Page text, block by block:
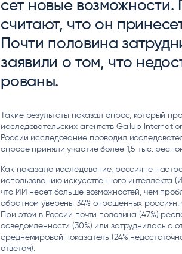
Robovoice
ГОЛОСОВЫЕ И ТЕКСТОВЫЕ БОТЫ
Преферентум
ИНТЕЛЛЕКТУАЛЬНАЯ
ТЕКСТА
сет но­вые воз­мож­нос­ти.
счи­тают, что он
Поч­ти по­лови­на
зая­ви­ли о том, что
рова­ны.
Такие результаты показал опрос, который
исследовательских агентств Gallup
России исследование проводил
опросе приняли участие более 1,5 тыс.
Как показало исследование, россияне
использованию искусственного интеллекта
что ИИ несет больше возможностей, чем
обратном уверены 34% опрошенных
При этом в России почти половина (47%)
осведомленности (30%) или затруднилась с
среднемировой показатель (24%
ответом).